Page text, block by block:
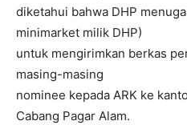
diketahui bahwa DHP
minimarket milik DHP)
untuk mengirimkan berkas
masing-masing
nominee kepada ARK ke
Cabang Pagar Alam.